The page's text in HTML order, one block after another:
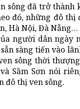
sông đã trở
đó, những đô
Hà Nội, Đà
người dân ngày
sàng tiến vào
sông thời
Sầm Sơn nói
đô thị ven sông.